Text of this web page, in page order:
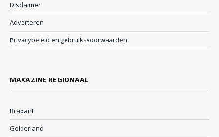
Disclaimer
Adverteren
Privacybeleid en gebruiksvoorwaarden
MAXAZINE REGIONAAL
Brabant
Gelderland